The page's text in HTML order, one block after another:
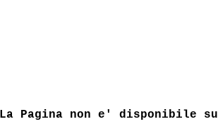
La Pagina non e' disponibile